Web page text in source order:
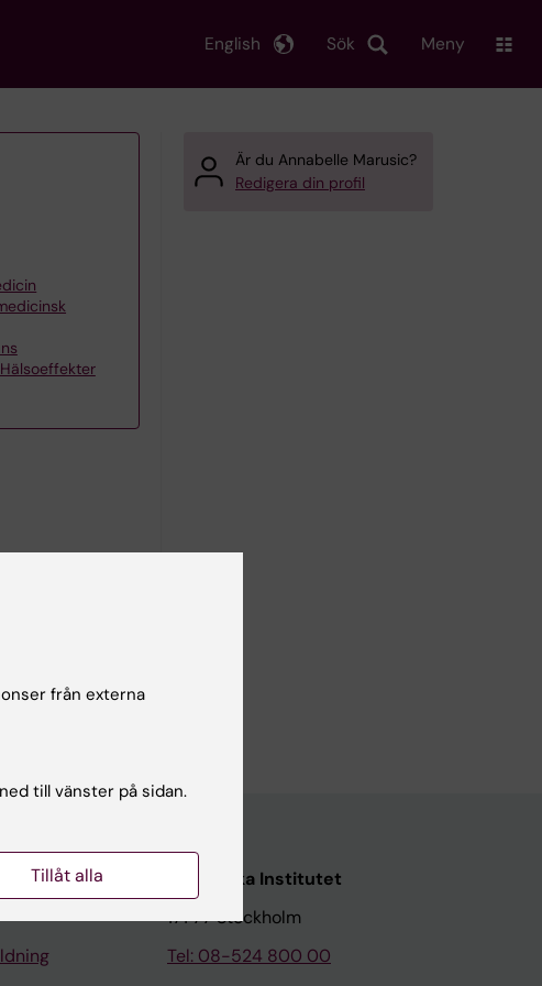
Sök
English Meny
Är du Annabelle Marusic?
Redigera din profil
Karolinska Institutet
171 77 Stockholm
Tel: 08-524 800 00
från externa
till vänster på sidan.
Tillåt alla